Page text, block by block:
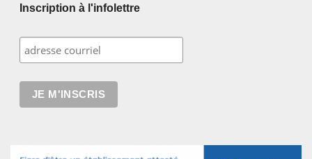
Inscription à l'infolettre